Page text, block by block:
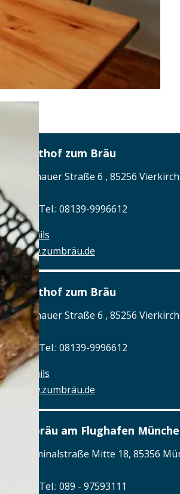
Gasthof zum Bräu
Dachauer Straße 6 , 85256
Tel.: Tel.: 08139-9996612
Details
www.zumbräu.de
Gasthof zum Bräu
Dachauer Straße 6 , 85256
Tel.: Tel.: 08139-9996612
Details
www.zumbräu.de
Airbräu am Flughafen
Terminalstraße Mitte 18, 85356
Tel.: Tel.: 089 - 97593111